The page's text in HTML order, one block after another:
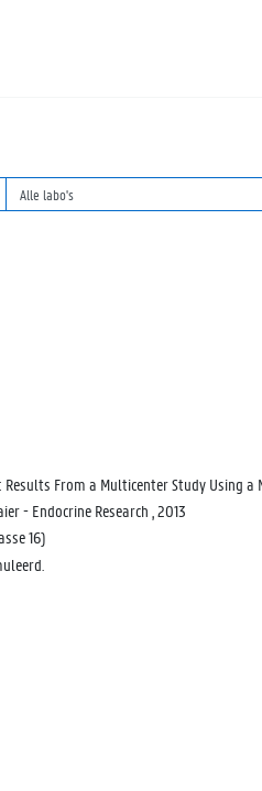
From a Multicenter Study Using
- Endocrine Research , 2013
16)